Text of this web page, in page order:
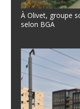
À Olivet, groupe
selon BGA